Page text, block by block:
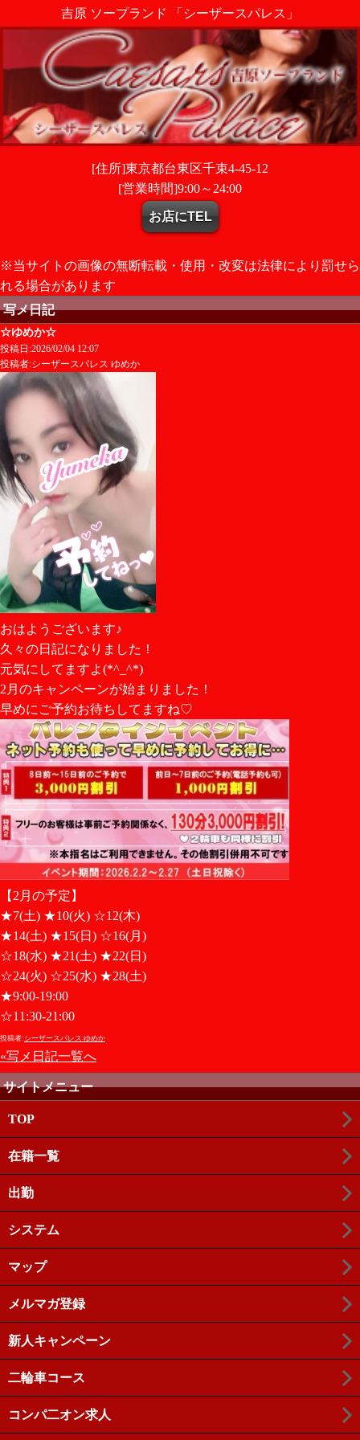
吉原 ソープランド 「シーザースパレス」
[住所]東京都台東区千束4-45-12
[営業時間]9:00～24:00
お店にTEL
※当サイトの画像の無断転載・使用・改変は法律により罰せら
れる場合があります
写メ日記
☆ゆめか☆
投稿日:2026/02/04 12:07
投稿者:シーザースパレス ゆめか
おはようございます♪
久々の日記になりました！
元気にしてますよ(*^_^*)
2月のキャンペーンが始まりました！
早めにご予約お待ちしてますね♡
【2月の予定】
★7(土) ★10(火) ☆12(木)
★14(土) ★15(日) ☆16(月)
☆18(水) ★21(土) ★22(日)
☆24(火) ☆25(水) ★28(土)
★9:00-19:00
☆11:30-21:00
投稿者: シーザースパレス ゆめか
«写メ日記一覧へ
サイトメニュー
TOP
在籍一覧
出勤
システム
マップ
メルマガ登録
新人キャンペーン
二輪車コース
コンパ二オン求人